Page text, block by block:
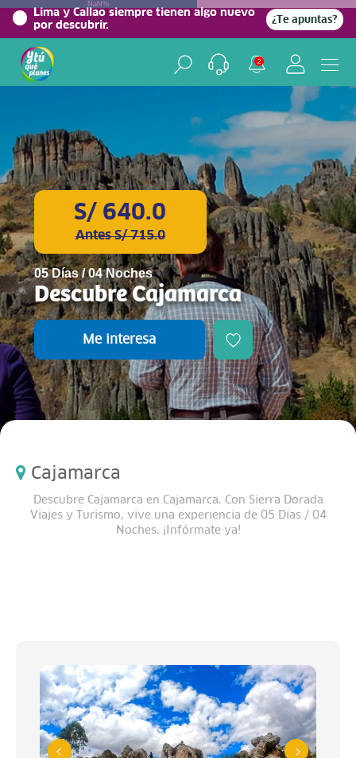
Lima y Callao siempre tienen algo nuevo
por descubrir.
¿Te apuntas?
2
NaN%
S/ 640.0
Antes S/ 715.0
05 Días / 04 Noches
Descubre Cajamarca
Me interesa
Cajamarca
Descubre Cajamarca en Cajamarca. Con Sierra Dorada
Viajes y Turismo, vive una experiencia de 05 Días / 04
Noches. ¡Infórmate ya!